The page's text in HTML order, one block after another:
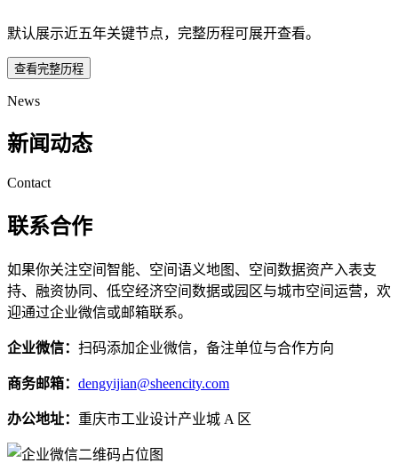
默认展示近五年关键节点，完整历程可展开查看。
查看完整历程
News
新闻动态
Contact
联系合作
如果你关注空间智能、空间语义地图、空间数据资产入表支
持、融资协同、低空经济空间数据或园区与城市空间运营，欢
迎通过企业微信或邮箱联系。
企业微信： 扫码添加企业微信，备注单位与合作方向
商务邮箱： dengyijian@sheencity.com
办公地址： 重庆市工业设计产业城 A 区